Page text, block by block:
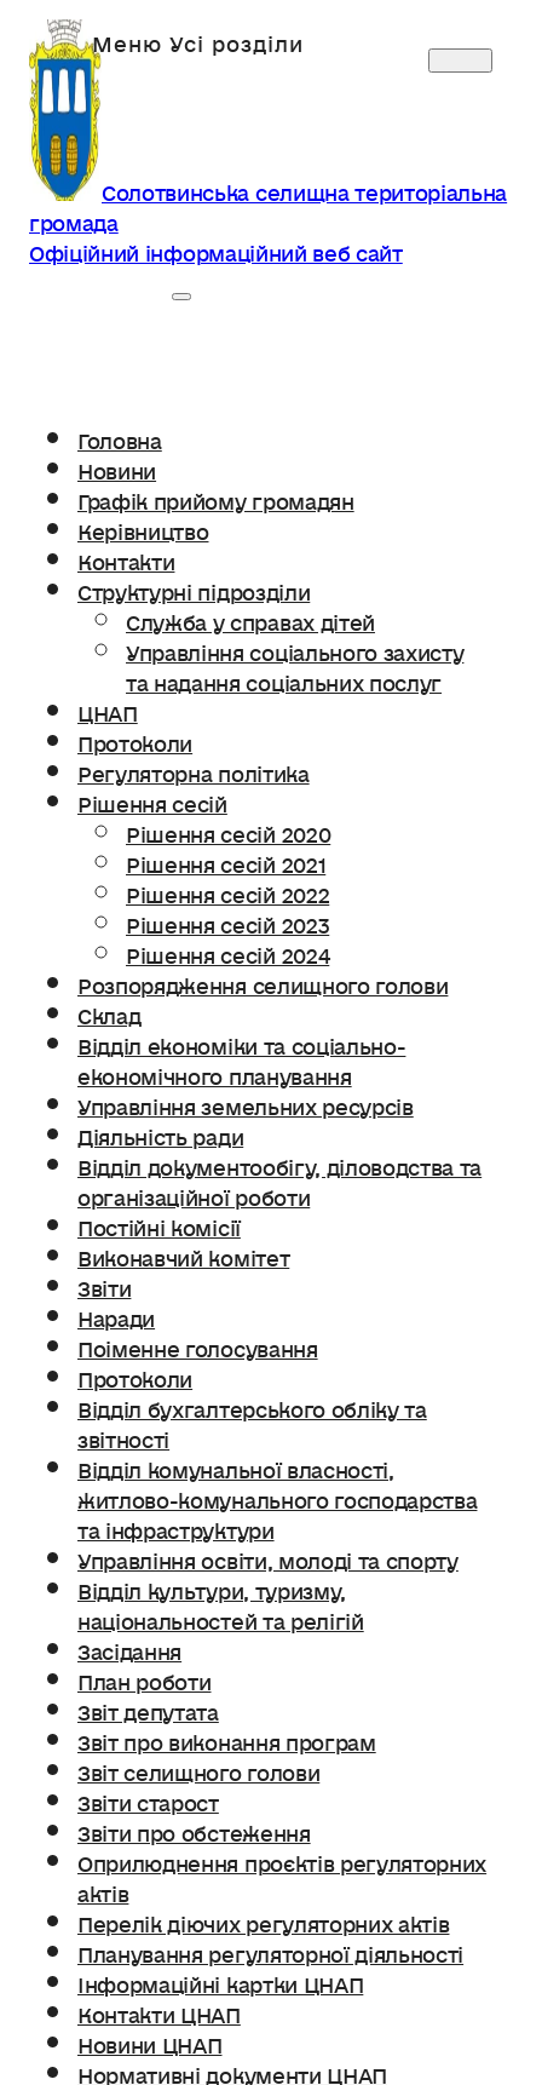
Солотвинська селищна територіальна
громада
Офіційний інформаційний веб сайт
Головна
Новини
Графік прийому громадян
Керівництво
Контакти
Структурні підрозділи
Служба у справах дітей
Управління соціального захисту
та надання соціальних послуг
ЦНАП
Протоколи
Регуляторна політика
Рішення сесій
Рішення сесій 2020
Рішення сесій 2021
Рішення сесій 2022
Рішення сесій 2023
Рішення сесій 2024
Розпорядження селищного голови
Склад
Відділ економіки та соціально-
економічного планування
Управління земельних ресурсів
Діяльність ради
Відділ документообігу, діловодства та
організаційної роботи
Постійні комісії
Виконавчий комітет
Звіти
Наради
Поіменне голосування
Протоколи
Відділ бухгалтерського обліку та
звітності
Відділ комунальної власності,
житлово-комунального господарства
та інфраструктури
Управління освіти, молоді та спорту
Відділ культури, туризму,
національностей та релігій
Засідання
План роботи
Звіт депутата
Звіт про виконання програм
Звіт селищного голови
Звіти старост
Звіти про обстеження
Оприлюднення проєктів регуляторних
актів
Перелік діючих регуляторних актів
Планування регуляторної діяльності
Інформаційні картки ЦНАП
Контакти ЦНАП
Новини ЦНАП
Нормативні документи ЦНАП